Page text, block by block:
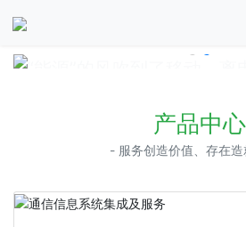
“能源”的风吹到了移动，离电
“能源”的风吹到了移动，离电信和联通还
产品中心
- 服务创造价值、存在